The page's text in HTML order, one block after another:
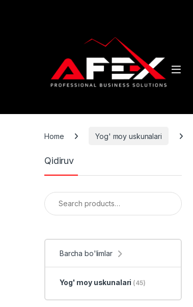
Home Yog' moy uskunalari
Qidiruv
Search for:
Barcha bo'limlar
Yog' moy uskunalari (45)